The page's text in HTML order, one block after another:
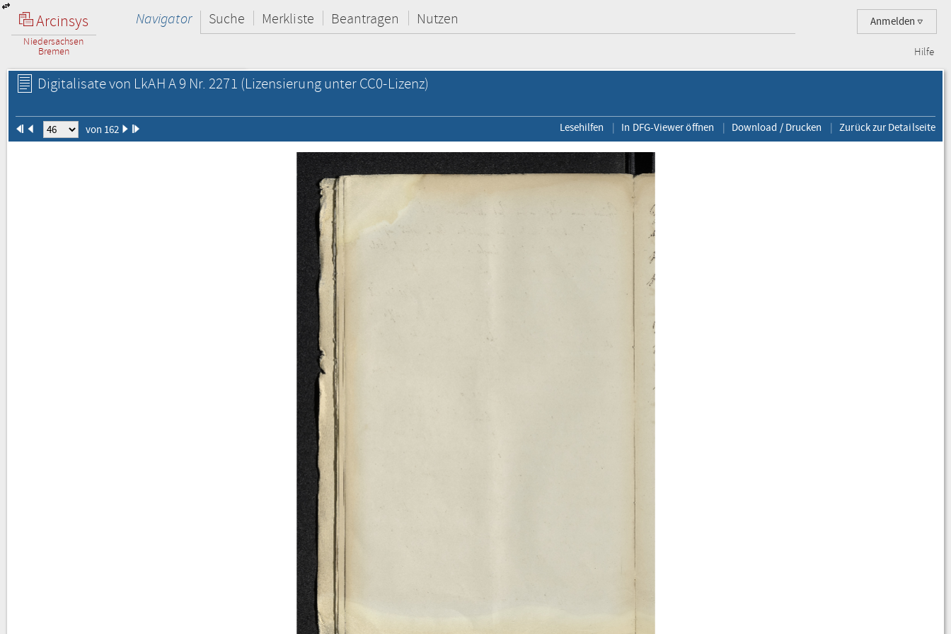
Arcinsys
Niedersachsen
Bremen
Anmelden
Navigator Suche Merkliste Beantragen Nutzen
Hilfe
Digitalisate von LkAH A 9 Nr. 2271 (Lizensierung unter CC0-Lizenz)
von 162 Lesehilfen In DFG-Viewer öffnen Download / Drucken Zurück zur Detailseite